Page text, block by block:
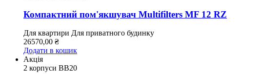
Компактний пом'якшувач Multifilters MF 12 RZ
Для квартири Для приватного будинку
26570,00 ₴
Додати в кошик
Акція
2 корпуси ВВ20